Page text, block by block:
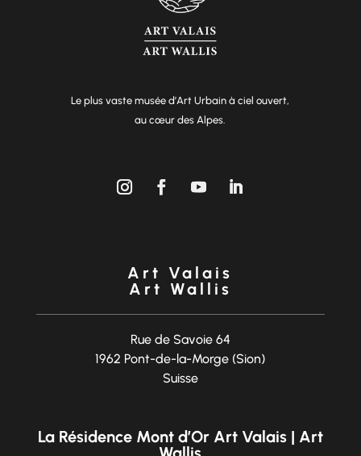
Le plus vaste musée d’Art Urbain à ciel ouvert,
au cœur des Alpes.
Art Valais
Art Wallis
Rue de Savoie 64
1962 Pont-de-la-Morge (Sion)
Suisse
La Résidence Mont d’Or Art Valais | Art